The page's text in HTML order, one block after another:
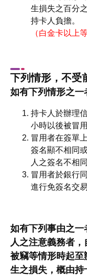
生損失之百分
持卡人負擔。
（白金卡以上
下列情形，不受
如有下列情形之一
持卡人於辦理
小時以後被冒用
冒用者在簽單
簽名顯不相同
人之簽名不相同
冒用者於銀行
進行免簽名交
如有下列事由之
人之注意義務者
被竊等情形時起
生之損失，概由持